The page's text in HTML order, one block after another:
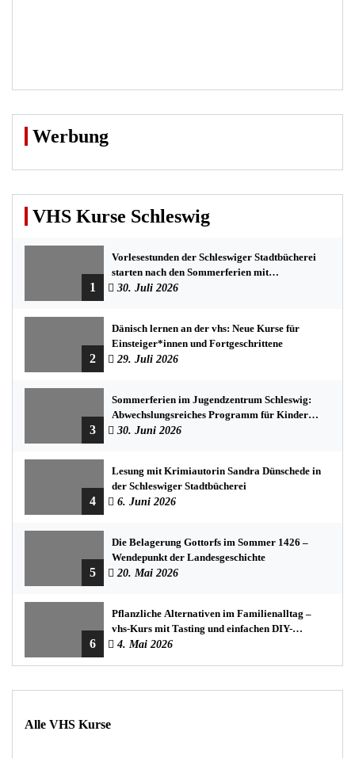
Werbung
VHS Kurse Schleswig
1
Vorlesestunden der Schleswiger Stadtbücherei
starten nach den Sommerferien mit
spannenden Geschichten
30. Juli 2026
2
Dänisch lernen an der vhs: Neue Kurse für
Einsteiger*innen und Fortgeschrittene
29. Juli 2026
3
Sommerferien im Jugendzentrum Schleswig:
Abwechslungsreiches Programm für Kinder
und Jugendliche
30. Juni 2026
4
Lesung mit Krimiautorin Sandra Dünschede in
der Schleswiger Stadtbücherei
6. Juni 2026
5
Die Belagerung Gottorfs im Sommer 1426 –
Wendepunkt der Landesgeschichte
20. Mai 2026
6
Pflanzliche Alternativen im Familienalltag –
vhs-Kurs mit Tasting und einfachen DIY-
Rezepten
4. Mai 2026
Alle VHS Kurse